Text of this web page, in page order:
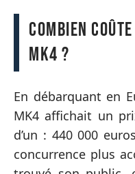
Combien
MK4 ?
En débarquant en
MK4 affichait un
d’un : 440 000
concurrence plus